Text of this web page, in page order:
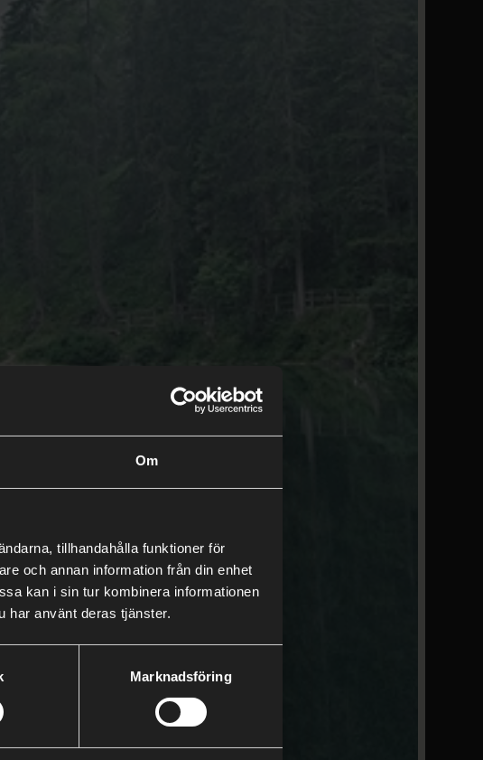
Om
tillhandahålla funktioner för
och annan information från din enhet
kan i sin tur kombinera informationen
har använt deras tjänster.
Marknadsföring